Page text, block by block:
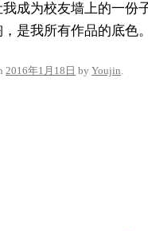
成为校友墙上的一份
是我所有作品的底色
2016年1月18日 by Youjin.